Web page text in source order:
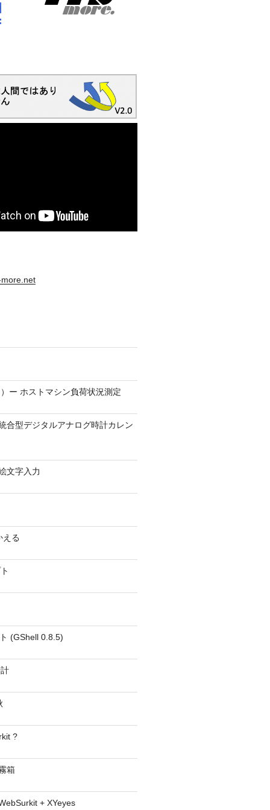
more.net
ー ホストマシン負荷状況測定
合型デジタルアナログ時計カレン
文字入力
える
(GShell 0.8.5)
?
箱
+ XYeyes